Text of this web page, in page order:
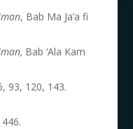
, Bab Ma Ja’a fi
Bab ‘Ala Kam
93, 120, 143.